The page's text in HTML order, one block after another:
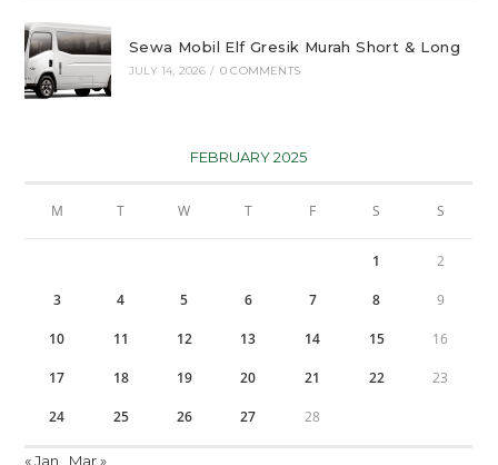
Sewa Mobil Elf Gresik Murah Short & Long
JULY 14, 2026 / 0 COMMENTS
FEBRUARY 2025
M T W T F S S
1 2
3 4 5 6 7 8 9
10 11 12 13 14 15 16
17 18 19 20 21 22 23
24 25 26 27 28
« Jan Mar »